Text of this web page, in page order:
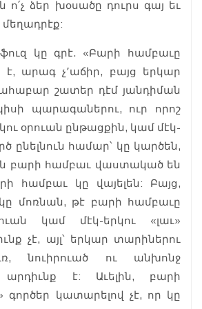
ո՛չ ձեր խօսածը դուրս գայ եւ
մեղադրէք:
կը գրէ. «Բարի համբաւը
է, արագ չ՚աճիր, բայց երկար
շատեր դէմ յանդիման
պարագաներու, ուր որոշ
օրուան ընթացքին, կամ մէկ-
ընելնուն համար՝ կը կարծեն,
բարի համբաւ վաստակած են
համբաւ կը վայելեն: Բայց,
մոռնան, թէ բարի համբաւը
կամ մէկ-երկու «լաւ»
չէ, այլ՝ երկար տարիներու
նուիրուած ու անխոնջ
է: Աւելին, բարի
գործեր կատարելով չէ, որ կը